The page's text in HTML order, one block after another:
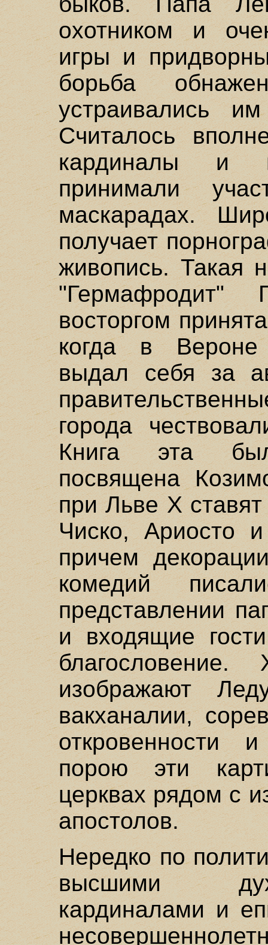
охотником и
игры и
борьба
устраивались
Считалось
кардиналы и
принимали
маскарадах.
получает
живопись. Такая
восторгом
когда в Вероне
выдал себя за
города
Книга эта
посвящена
при Льве X
Чиско, Ариосто
причем
комедий
представлении
и входящие
благословение.
изображают
вакханалии,
откровенности
порою эти
церквах рядом с
апостолов.
Нередко по
высшими
кардиналами и